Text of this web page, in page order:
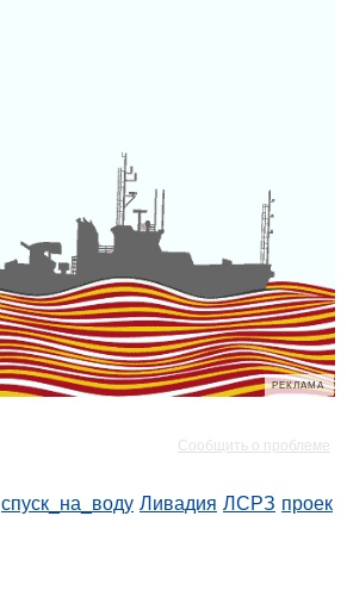
РЕКЛАМА
Сообщить о проблеме
спуск_на_воду Ливадия ЛСРЗ проек